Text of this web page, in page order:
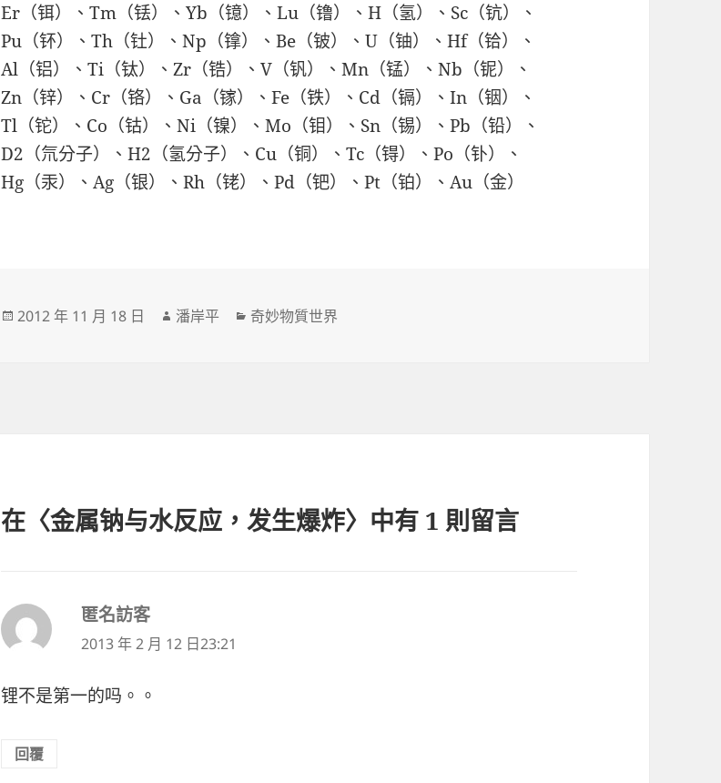
Er（铒）、Tm（铥）、Yb（镱）、Lu（镥）、H（氢）、Sc（钪）、
Pu（钚）、Th（钍）、Np（镎）、Be（铍）、U（铀）、Hf（铪）、
Al（铝）、Ti（钛）、Zr（锆）、V（钒）、Mn（锰）、Nb（铌）、
Zn（锌）、Cr（铬）、Ga（镓）、Fe（铁）、Cd（镉）、In（铟）、
Tl（铊）、Co（钴）、Ni（镍）、Mo（钼）、Sn（锡）、Pb（铅）、
D2（氘分子）、H2（氢分子）、Cu（铜）、Tc（锝）、Po（钋）、
Hg（汞）、Ag（银）、Rh（铑）、Pd（钯）、Pt（铂）、Au（金）
發
2012 年 11 月 18 日
作
潘岸平
分
奇妙物質世界
在〈金属钠与水反应，发生爆炸〉中有 1 則留言
匿名訪客表
示:
2013 年 2 月 12 日23:21
锂不是第一的吗。。
回覆